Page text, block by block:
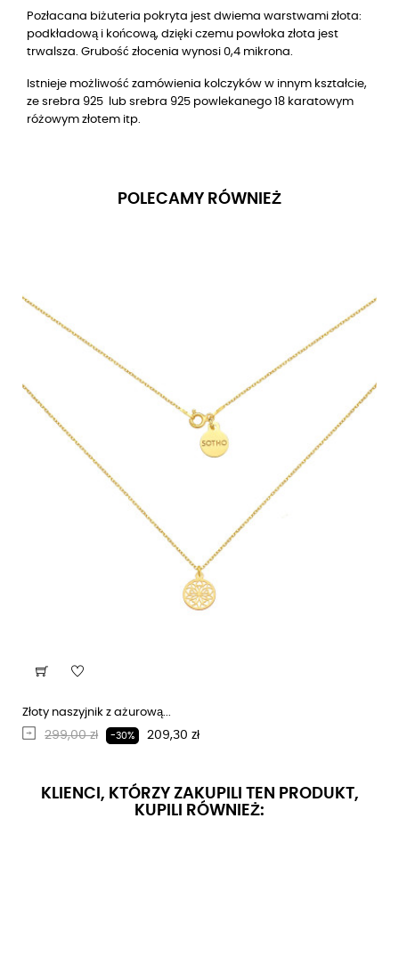
Pozłacana biżuteria pokryta jest dwiema warstwami złota:
podkładową i końcową, dzięki czemu powłoka złota jest
trwalsza. Grubość złocenia wynosi 0,4 mikrona.
Istnieje możliwość zamówienia kolczyków w innym kształcie,
ze srebra 925 lub srebra 925 powlekanego 18 karatowym
różowym złotem itp.
POLECAMY RÓWNIEŻ
Złoty naszyjnik z ażurową...
Regularna cena
299,00 zł -30% Cena
209,30 zł
KLIENCI, KTÓRZY ZAKUPILI TEN PRODUKT,
KUPILI RÓWNIEŻ: